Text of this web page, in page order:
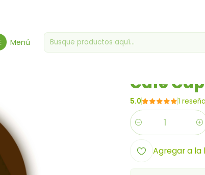
Menú
Café
5.0 1 reseña
Cantidad
Agregar a la